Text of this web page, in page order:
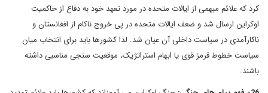
کرد که علائم مبهمی از ایالات متحده در مورد تعهد خود به دفاع از حاکمیت
اوکراین ارسال شد و ضعف ایالات متحده در پی خروج ناکام از افغانستان و
ناکارآمدی در سیاست داخلی آن عیان شد. لذا کشورها باید برای انتخاب میان
سیاست خطوط قرمز قوی یا ابهام استراتژیک، موقعیت سنجی مناسبی داشته
باشند.